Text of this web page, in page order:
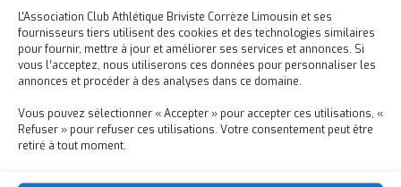
L'Association Club Athlétique Briviste Corrèze Limousin et ses
fournisseurs tiers utilisent des cookies et des technologies similaires
pour fournir, mettre à jour et améliorer ses services et annonces. Si
vous l’acceptez, nous utiliserons ces données pour personnaliser les
annonces et procéder à des analyses dans ce domaine.
Vous pouvez sélectionner « Accepter » pour accepter ces utilisations, «
Refuser » pour refuser ces utilisations. Votre consentement peut être
retiré à tout moment.